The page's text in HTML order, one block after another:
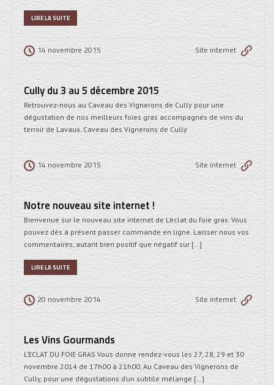
LIRE LA SUITE
14 novembre 2015 Site internet
Cully du 3 au 5 décembre 2015
Retrouvez-nous au Caveau des Vignerons de Cully pour une
dégustation de nos meilleurs foies gras accompagnés de vins du
terroir de Lavaux. Caveau des Vignerons de Cully
14 novembre 2015 Site internet
Notre nouveau site internet !
Bienvenue sur le nouveau site internet de L’éclat du foie gras. Vous
pouvez dés à présent passer commande en ligne. Laisser nous vos
commentaires, autant bien positif que négatif sur […]
LIRE LA SUITE
20 novembre 2014 Site internet
Les Vins Gourmands
L’ECLAT DU FOIE GRAS Vous donne rendez-vous les 27, 28, 29 et 30
novembre 2014 de 17h00 à 21h00, Au Caveau des Vignerons de
Cully, pour une dégustations d’un subtile mélange […]